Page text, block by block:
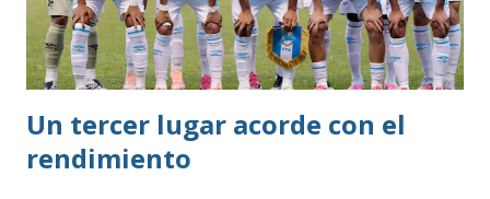
Un tercer lugar acorde con el
rendimiento